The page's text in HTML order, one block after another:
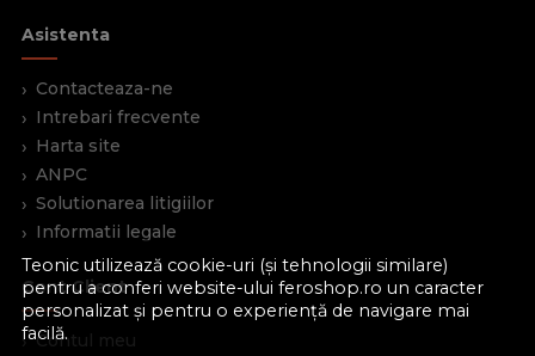
Teonic utilizează cookie-uri (și tehnologii similare)
pentru a conferi website-ului feroshop.ro un caracter
personalizat și pentru o experiență de navigare mai
facilă.
Asistenta
Contacteaza-ne
Intrebari frecvente
Harta site
ANPC
Solutionarea litigiilor
Informatii legale
Cont Client
Contul meu